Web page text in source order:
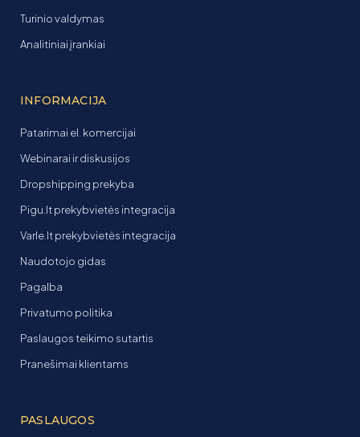
Turinio valdymas
Analitiniai įrankiai
INFORMACIJA
Patarimai el. komercijai
Webinarai ir diskusijos
Dropshipping prekyba
Pigu.lt prekybvietės integracija
Varle.lt prekybvietės integracija
Naudotojo gidas
Pagalba
Privatumo politika
Paslaugos teikimo sutartis
Pranešimai klientams
PASLAUGOS